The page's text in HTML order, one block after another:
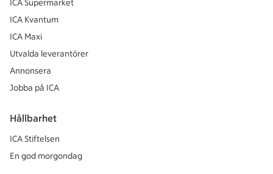
ICA Supermarket
ICA Kvantum
ICA Maxi
Utvalda leverantörer
Annonsera
Jobba på ICA
Hållbarhet
ICA Stiftelsen
En god morgondag